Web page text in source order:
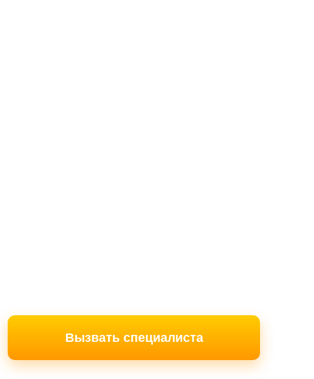
Вызвать специалиста